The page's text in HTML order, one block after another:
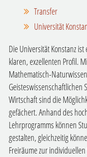
Transfer
Universität
Die Universität Konstanz
klaren, exzellenten Profil.
Mathematisch-
Geisteswissenschaftlichen
Wirtschaft sind die
gefächert. Anhand des
Lehrprogramms können
gestalten, gleichzeitig
Freiräume zur